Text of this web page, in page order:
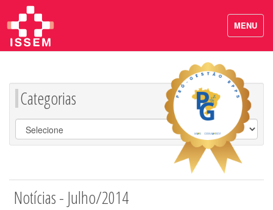
Categorias
Notícias - Julho/2014
MENU